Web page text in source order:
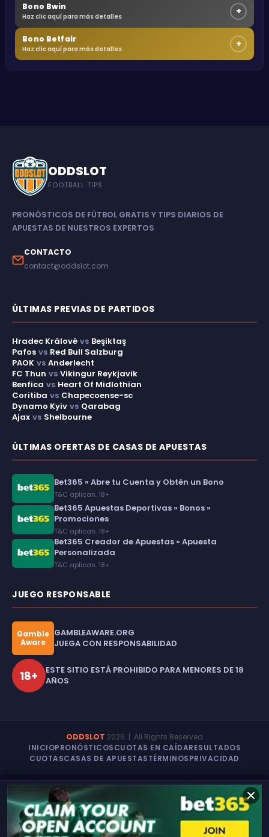
Bono Bwin
Haz clic aquí para más detalles +
Bono Betfair
Haz clic aquí para más detalles +
ODDSLOT
FOOTBALL TIPS
PRONÓSTICOS DE FÚTBOL GRATIS Y TIPS DIARIOS DE
APUESTAS DE NUESTROS EXPERTOS
CONTACTO
contact@oddslot.com
ÚLTIMAS PREVIAS DE PARTIDOS
Hradec Králové vs Beşiktaş
Pafos vs Red Bull Salzburg
PAOK vs Anderlecht
FC Thun vs Vikingur Reykjavik
Benfica vs Heart Of Midlothian
Coritiba vs Chapecoense-sc
Dynamo Kyiv vs Qarabag
Ajax vs Shelbourne
ÚLTIMAS OFERTAS DE CASAS DE APUESTAS
Bet365 » Abre tu Cuenta y Obtén un Bono
T&C aplican. 18+
Bet365 Apuestas Deportivas » Bonos »
Promociones
T&C aplican. 18+
Bet365 Creador de Apuestas » Apuesta
Personalizada
T&C aplican. 18+
JUEGO RESPONSABLE
Gamble
Aware
GAMBLEAWARE.ORG
JUEGA CON RESPONSABILIDAD
18+
ESTE SITIO ESTÁ PROHIBIDO PARA MENORES DE 18
AÑOS
ODDSLOT 2026 | All Rights Reserved
INICIOPRONÓSTICOSCUOTAS EN CAÍDARESULTADOS
CUOTASCASAS DE APUESTASTÉRMINOSPRIVACIDAD